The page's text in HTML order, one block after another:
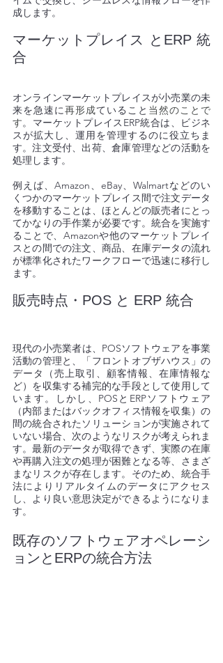
成します。
マーケットプレイス とERP 統
合
オンラインマーケットプレイスが小売業の未
来を急速に再形成ていること 当然のことで
す。マーケットプレイスERP統合は、ビジネ
スが拡大し、運用を管理するのに役立ちま
す。注文受付、出荷、倉庫管理などの活動を
処理します。
例えば、Amazon、eBay、Walmartなどのい
くつかのマーケットプレイス間で注文データ
を移動することは、ほとんどの販売者にとっ
てかなりの手作業が必要です。統合を実施す
ることで、Amazonや他のマーケットプレイ
スとの間での注文、商品、在庫データの流れ
が標準化されたワークフローで迅速に移行し
ます。
販売時点・POS と ERP 統合
現代の小売業者は、POSソフトウェアを事業
活動の管理と、「フロントオブザハウス」の
データ（売上取引、顧客情報、在庫情報な
ど）を収集する補完的な手段として使用して
います。しかし、POSとERPソフトウェア
（内部またはバックオフィス情報を収集）の
間の統合されたソリューションが実施されて
いない場合、次のようなリスクが考えられま
す。最新のデータが取得できず、実際の在庫
や再購入注文の処理が困難となる等、さまざ
まなリスクが存在します。そのため、統合手
法によりリアルタイムのデータにアクセス
し、より良い意思決定ができるようになりま
す。
既存のソフトウェアオペレーシ
ョンとERPの統合方法